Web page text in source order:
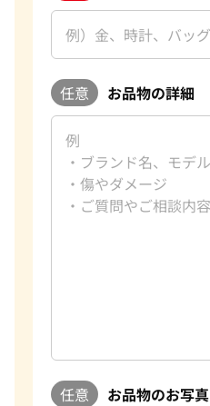
任意 お品物の詳細
任意 お品物のお写真